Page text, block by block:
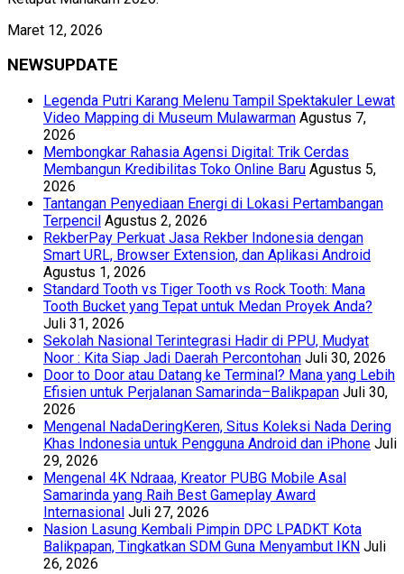
Maret 12, 2026
NEWSUPDATE
Legenda Putri Karang Melenu Tampil Spektakuler Lewat
Video Mapping di Museum Mulawarman Agustus 7,
2026
Membongkar Rahasia Agensi Digital: Trik Cerdas
Membangun Kredibilitas Toko Online Baru Agustus 5,
2026
Tantangan Penyediaan Energi di Lokasi Pertambangan
Terpencil Agustus 2, 2026
RekberPay Perkuat Jasa Rekber Indonesia dengan
Smart URL, Browser Extension, dan Aplikasi Android
Agustus 1, 2026
Standard Tooth vs Tiger Tooth vs Rock Tooth: Mana
Tooth Bucket yang Tepat untuk Medan Proyek Anda?
Juli 31, 2026
Sekolah Nasional Terintegrasi Hadir di PPU, Mudyat
Noor : Kita Siap Jadi Daerah Percontohan Juli 30, 2026
Door to Door atau Datang ke Terminal? Mana yang Lebih
Efisien untuk Perjalanan Samarinda–Balikpapan Juli 30,
2026
Mengenal NadaDeringKeren, Situs Koleksi Nada Dering
Khas Indonesia untuk Pengguna Android dan iPhone Juli
29, 2026
Mengenal 4K Ndraaa, Kreator PUBG Mobile Asal
Samarinda yang Raih Best Gameplay Award
Internasional Juli 27, 2026
Nasion Lasung Kembali Pimpin DPC LPADKT Kota
Balikpapan, Tingkatkan SDM Guna Menyambut IKN Juli
26, 2026